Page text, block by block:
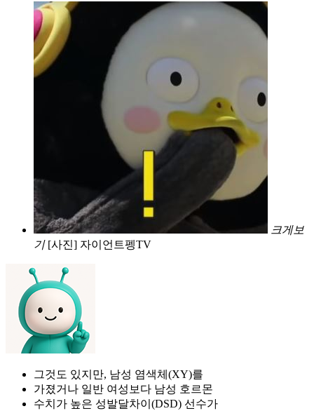
크게보
기 [사진] 자이언트펭TV
그것도 있지만, 남성 염색체(XY)를
가졌거나 일반 여성보다 남성 호르몬
수치가 높은 성발달차이(DSD) 선수가